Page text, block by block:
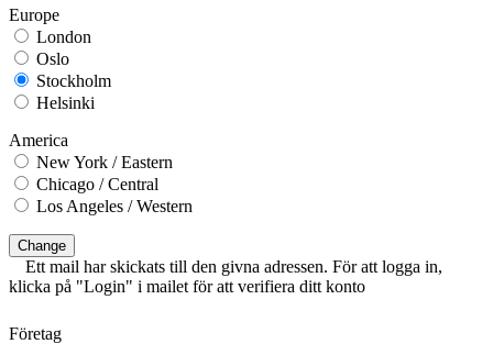
Europe
London
Oslo
Stockholm
Helsinki
America
New York / Eastern
Chicago / Central
Los Angeles / Western
Change
Ett mail har skickats till den givna adressen. För att logga in,
klicka på "Login" i mailet för att verifiera ditt konto
Företag